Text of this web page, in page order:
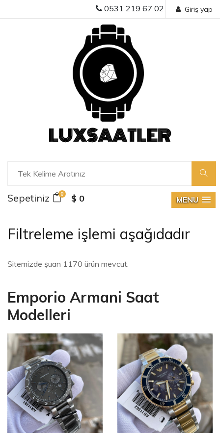
Giriş yap
0531 219 67 02
Sepetiniz 0 $ 0 MENU
Filtreleme işlemi aşağıdadır
Sitemizde şuan 1170 ürün mevcut.
Emporio Armani Saat
Modelleri